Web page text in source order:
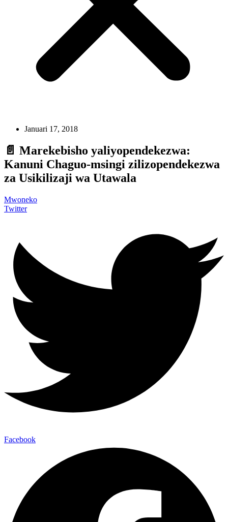
Januari 17, 2018
📄 Marekebisho yaliyopendekezwa:
Kanuni Chaguo-msingi zilizopendekezwa
za Usikilizaji wa Utawala
Mwoneko
Twitter
Facebook